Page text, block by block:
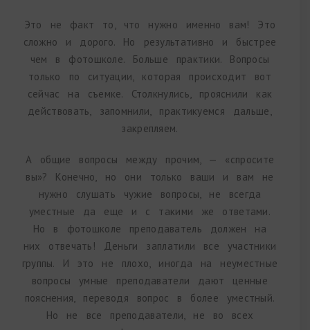
Это не факт то, что нужно именно вам! Это
сложно и дорого. Но результативно и быстрее
чем в фотошколе. Больше практики. Вопросы
только по ситуации, которая происходит вот
сейчас на съемке. Столкнулись, прояснили как
действовать, запомнили, практикуемся дальше,
закрепляем.
А общие вопросы между прочим, — «спросите
вы»? Конечно, но они только ваши и вам не
нужно слушать чужие вопросы, не всегда
уместные да еще и с такими же ответами.
Но в фотошколе преподаватель должен на
них отвечать! Деньги заплатили все участники
группы. И это не плохо, иногда на неуместные
вопросы умные преподаватели дают ценные
пояснения, переводя вопрос в более уместный.
Но не все преподаватели, не во всех